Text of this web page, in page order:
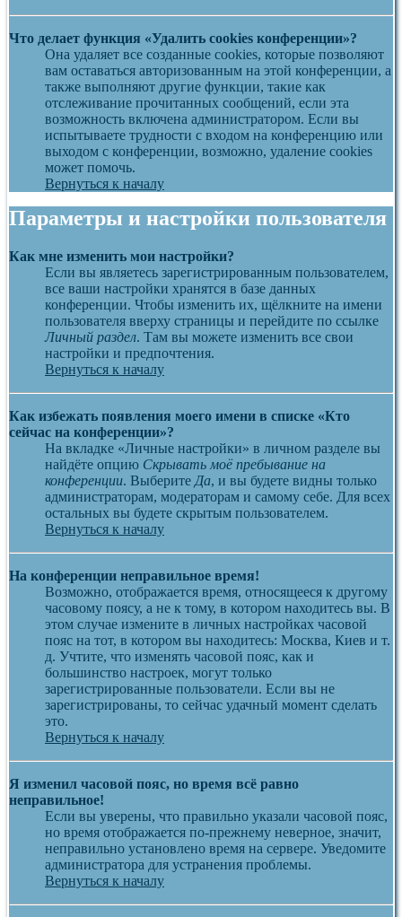
Что делает функция «Удалить cookies конференции»?
Она удаляет все созданные cookies, которые позволяют
вам оставаться авторизованным на этой конференции, а
также выполняют другие функции, такие как
отслеживание прочитанных сообщений, если эта
возможность включена администратором. Если вы
испытываете трудности с входом на конференцию или
выходом с конференции, возможно, удаление cookies
может помочь.
Вернуться к началу
Параметры и настройки пользователя
Как мне изменить мои настройки?
Если вы являетесь зарегистрированным пользователем,
все ваши настройки хранятся в базе данных
конференции. Чтобы изменить их, щёлкните на имени
пользователя вверху страницы и перейдите по ссылке
Личный раздел. Там вы можете изменить все свои
настройки и предпочтения.
Вернуться к началу
Как избежать появления моего имени в списке «Кто
сейчас на конференции»?
На вкладке «Личные настройки» в личном разделе вы
найдёте опцию Скрывать моё пребывание на
конференции. Выберите Да, и вы будете видны только
администраторам, модераторам и самому себе. Для всех
остальных вы будете скрытым пользователем.
Вернуться к началу
На конференции неправильное время!
Возможно, отображается время, относящееся к другому
часовому поясу, а не к тому, в котором находитесь вы. В
этом случае измените в личных настройках часовой
пояс на тот, в котором вы находитесь: Москва, Киев и т.
д. Учтите, что изменять часовой пояс, как и
большинство настроек, могут только
зарегистрированные пользователи. Если вы не
зарегистрированы, то сейчас удачный момент сделать
это.
Вернуться к началу
Я изменил часовой пояс, но время всё равно
неправильное!
Если вы уверены, что правильно указали часовой пояс,
но время отображается по-прежнему неверное, значит,
неправильно установлено время на сервере. Уведомите
администратора для устранения проблемы.
Вернуться к началу